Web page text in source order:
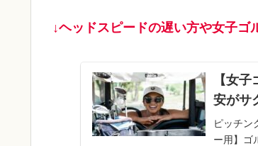
↓ヘッドスピードの遅い方や女子ゴ
【女
安がサ
ピッチン
ー用】ゴ